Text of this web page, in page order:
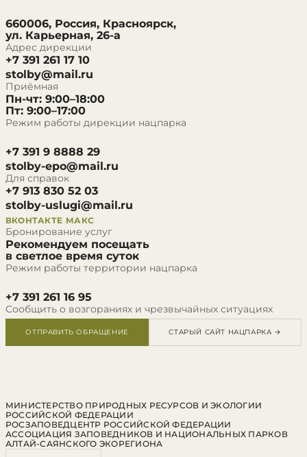
660006, Россия, Красноярск,
ул. Карьерная, 26-а
Адрес дирекции
+7 391 261 17 10
stolby@mail.ru
Приёмная
Пн-чт: 9:00–18:00
Пт: 9:00–17:00
Режим работы дирекции нацпарка
+7 391 9 8888 29
stolby-epo@mail.ru
Для справок
+7 913 830 52 03
stolby-uslugi@mail.ru
ВКОНТАКТЕ МАКС
Бронирование услуг
Рекомендуем посещать
в светлое время суток
Режим работы территории нацпарка
+7 391 261 16 95
Сообщить о возгораниях и чрезвычайных ситуациях
ОТПРАВИТЬ ОБРАЩЕНИЕ СТАРЫЙ САЙТ НАЦПАРКА →
МИНИСТЕРСТВО ПРИРОДНЫХ РЕСУРСОВ И ЭКОЛОГИИ
РОССИЙСКОЙ ФЕДЕРАЦИИ
РОСЗАПОВЕДЦЕНТР РОССИЙСКОЙ ФЕДЕРАЦИИ
АССОЦИАЦИЯ ЗАПОВЕДНИКОВ И НАЦИОНАЛЬНЫХ ПАРКОВ
АЛТАЙ-САЯНСКОГО ЭКОРЕГИОНА